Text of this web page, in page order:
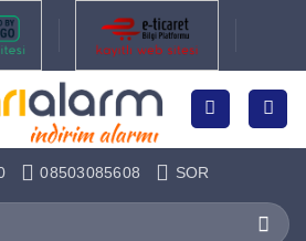
08503085608 SOR